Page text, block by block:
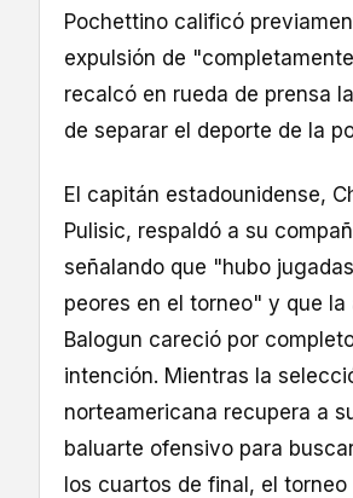
Pochettino calificó
expulsión de
recalcó en rueda de prensa
de separar el deporte de la
El capitán estadounidense,
Pulisic, respaldó a su
señalando que "hubo
peores en el torneo" y que la
Balogun careció por
intención. Mientras la
norteamericana recupera a
baluarte ofensivo para
los cuartos de final, el torneo